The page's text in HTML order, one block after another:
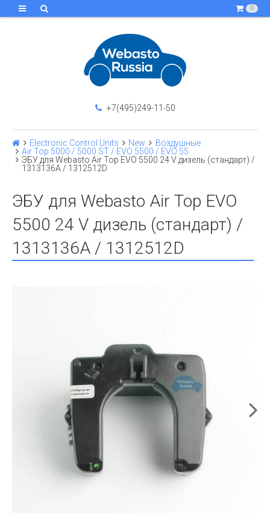
0
+7(495)249-11-50
Electronic Control Units New
Воздушные
Air Top 5000 / 5000 ST / EVO 5500 / EVO 55
ЭБУ для Webasto Air Top EVO 5500 24 V дизель (стандарт) /
1313136A / 1312512D
ЭБУ для Webasto Air Top EVO
5500 24 V дизель (стандарт) /
1313136A / 1312512D